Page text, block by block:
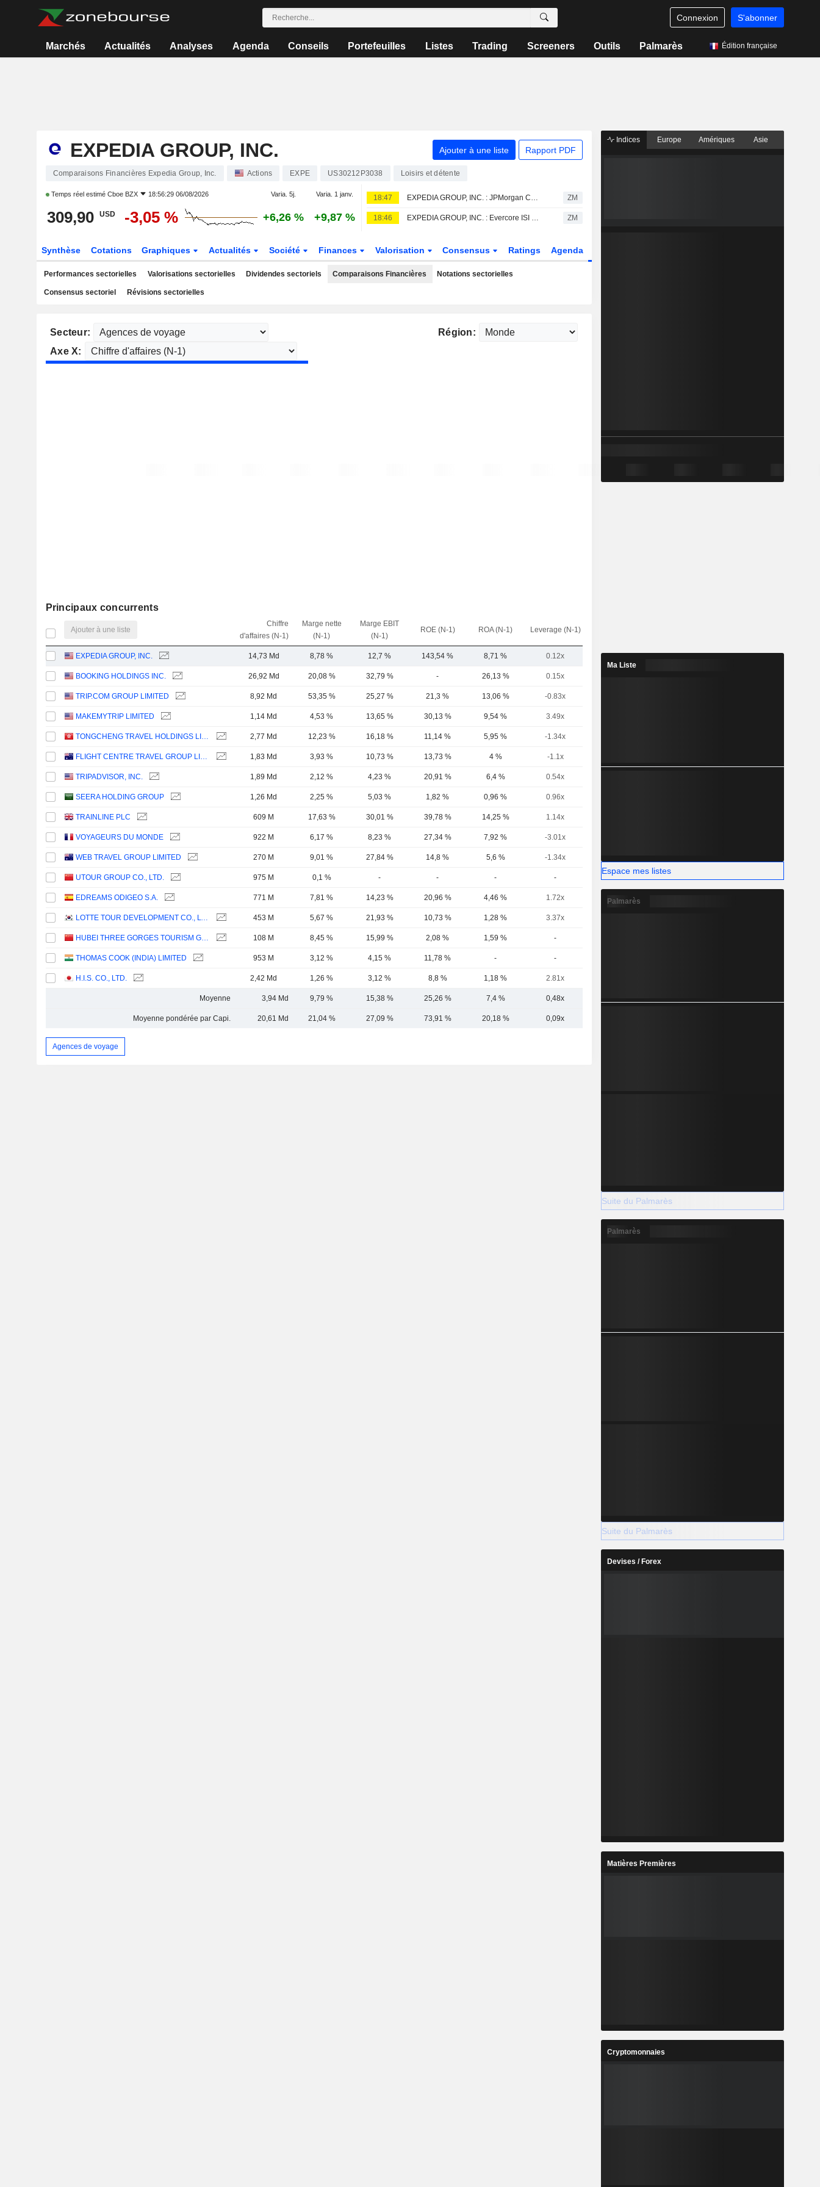
Connexion S'abonner
Marchés Actualités Analyses Agenda Conseils Portefeuilles Listes Trading Screeners Outils Palmarès Édition française
EXPEDIA GROUP, INC. Ajouter à une liste Rapport PDF
Comparaisons Financières Expedia Group, Inc. Actions EXPE US30212P3038 Loisirs et détente
Temps réel estimé Cboe BZX 18:56:29 06/08/2026 Varia. 5j. Varia. 1 janv.
309,90 USD -3,05 % +6,26 % +9,87 %
18:47 EXPEDIA GROUP, INC. : JPMorgan Chase est neutre ZM
18:46 EXPEDIA GROUP, INC. : Evercore ISI à l'achat ZM
Synthèse Cotations Graphiques Actualités Société Finances Valorisation Consensus Ratings Agenda
Performances sectorielles Valorisations sectorielles Dividendes sectoriels Comparaisons Financières Notations sectorielles
Consensus sectoriel Révisions sectorielles
Secteur:
Région:
Axe X:
Principaux concurrents
Ajouter à une liste
Chiffre
d'affaires (N-1)
Marge nette
(N-1)
Marge EBIT
(N-1)
ROE (N-1) ROA (N-1) Leverage (N-1)
EXPEDIA GROUP, INC. 14,73 Md 8,78 % 12,7 % 143,54 % 8,71 % 0.12x
BOOKING HOLDINGS INC. 26,92 Md 20,08 % 32,79 % - 26,13 % 0.15x
TRIP.COM GROUP LIMITED 8,92 Md 53,35 % 25,27 % 21,3 % 13,06 % -0.83x
MAKEMYTRIP LIMITED 1,14 Md 4,53 % 13,65 % 30,13 % 9,54 % 3.49x
TONGCHENG TRAVEL HOLDINGS LIMITED 2,77 Md 12,23 % 16,18 % 11,14 % 5,95 % -1.34x
FLIGHT CENTRE TRAVEL GROUP LIMITED 1,83 Md 3,93 % 10,73 % 13,73 % 4 % -1.1x
TRIPADVISOR, INC. 1,89 Md 2,12 % 4,23 % 20,91 % 6,4 % 0.54x
SEERA HOLDING GROUP 1,26 Md 2,25 % 5,03 % 1,82 % 0,96 % 0.96x
TRAINLINE PLC 609 M 17,63 % 30,01 % 39,78 % 14,25 % 1.14x
VOYAGEURS DU MONDE 922 M 6,17 % 8,23 % 27,34 % 7,92 % -3.01x
WEB TRAVEL GROUP LIMITED 270 M 9,01 % 27,84 % 14,8 % 5,6 % -1.34x
UTOUR GROUP CO., LTD. 975 M 0,1 % - - - -
EDREAMS ODIGEO S.A. 771 M 7,81 % 14,23 % 20,96 % 4,46 % 1.72x
LOTTE TOUR DEVELOPMENT CO., LTD. 453 M 5,67 % 21,93 % 10,73 % 1,28 % 3.37x
HUBEI THREE GORGES TOURISM GROUP CO., LTD. 108 M 8,45 % 15,99 % 2,08 % 1,59 % -
THOMAS COOK (INDIA) LIMITED 953 M 3,12 % 4,15 % 11,78 % - -
H.I.S. CO., LTD. 2,42 Md 1,26 % 3,12 % 8,8 % 1,18 % 2.81x
Moyenne 3,94 Md 9,79 % 15,38 % 25,26 % 7,4 % 0,48x
Moyenne pondérée par Capi. 20,61 Md 21,04 % 27,09 % 73,91 % 20,18 % 0,09x
Agences de voyage
Indices Europe Amériques Asie
Ma Liste
Espace mes listes
Palmarès
Suite du Palmarès
Palmarès
Suite du Palmarès
Devises / Forex
Matières Premières
Cryptomonnaies